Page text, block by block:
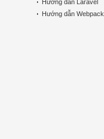
Hướng dẫn Laravel
Hướng dẫn Webpack